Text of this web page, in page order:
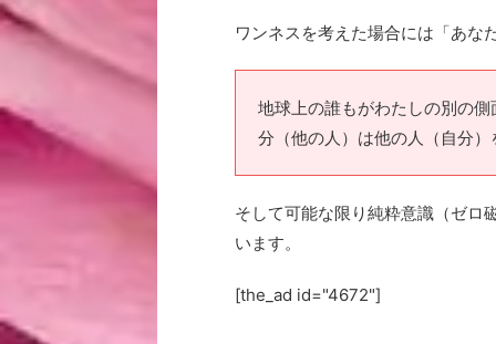
ワンネスを考えた場合には「あな
地球上の誰もがわたしの別の
分（他の人）は他の人（自分
そして可能な限り純粋意識（ゼロ
います。
[the_ad id="4672"]